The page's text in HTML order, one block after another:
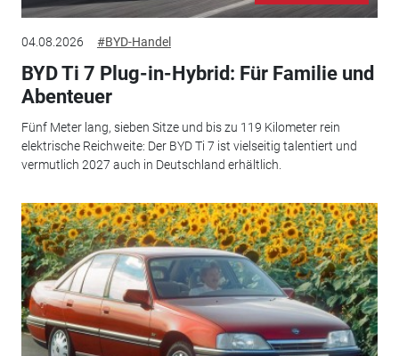
04.08.2026 #BYD-Handel
BYD Ti 7 Plug-in-Hybrid: Für Familie und
Abenteuer
Fünf Meter lang, sieben Sitze und bis zu 119 Kilometer rein
elektrische Reichweite: Der BYD Ti 7 ist vielseitig talentiert und
vermutlich 2027 auch in Deutschland erhältlich.